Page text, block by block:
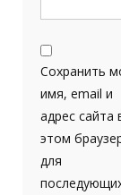
Сохранить
имя, email и
адрес сайта
этом
для